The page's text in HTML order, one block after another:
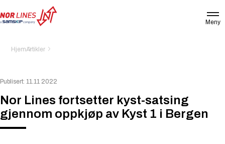
NORWAY
Meny
HjemArtikler
Publisert: 11.11 2022
Nor Lines fortsetter kyst-satsing
gjennom oppkjøp av Kyst 1 i Bergen